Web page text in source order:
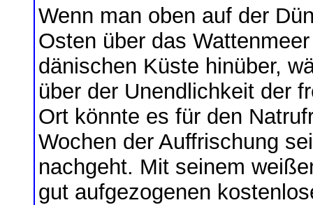
Wenn man oben auf der
Osten über das
dänischen Küste hinüber,
über der Unendlichkeit der
Ort könnte es für den
Wochen der Auffrischung
nachgeht. Mit seinem
gut aufgezogenen